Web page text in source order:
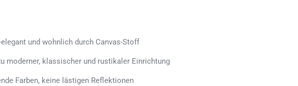
und wohnlich durch Canvas-Stoff
moderner, klassischer und rustikaler Einrichtung
Farben, keine lästigen Reflektionen